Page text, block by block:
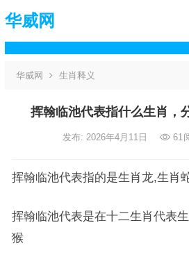
华威网
华威网 生肖释义
挥翰临池代表指什么生肖，
发布: 2026年4月11日 61
挥翰临池代表指的是生肖龙,生肖
挥翰临池代表是在十二生肖代表
猴